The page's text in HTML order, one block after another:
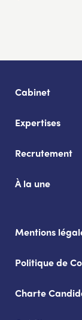
Cabinet
Expertises
Recrutement
À la une
Mentions
Politique de
Charte